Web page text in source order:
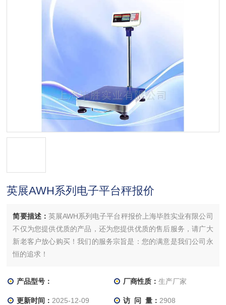
英展AWH系列电子平台秤报价
简要描述： 英展AWH系列电子平台秤报价上海毕胜实业有限公司
不仅为您提供优质的产品，还为您提供优质的售后服务，请广大
新老客户放心购买！我们的服务宗旨是：您的满意是我们公司永
恒的追求！
产品型号： 厂商性质： 生产厂家
更新时间： 2025-12-09 访 问 量： 2908